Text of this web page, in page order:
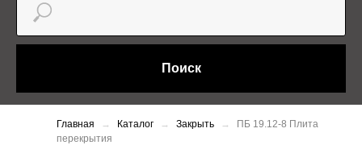
Поиск
Главная Каталог Закрыть
ПБ 19.12-8 Плита
перекрытия